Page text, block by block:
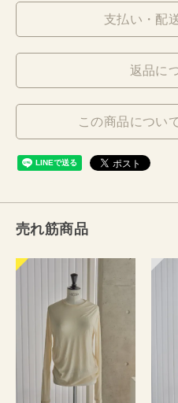
支払い・配
返品に
この商品につい
売れ筋商品